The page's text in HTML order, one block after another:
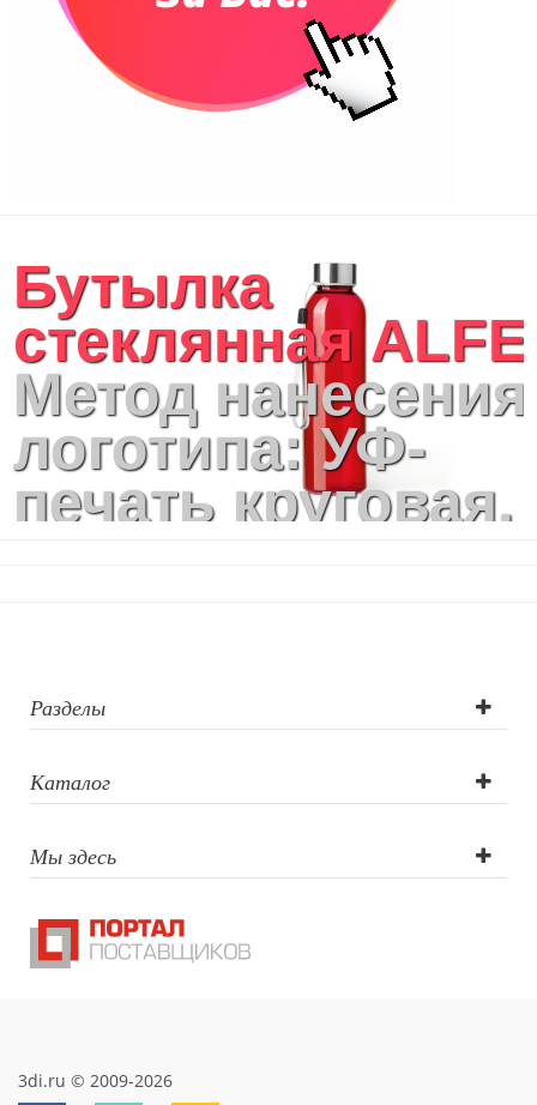
Бутылка
стеклянная ALFE
Метод нанесения
логотипа: УФ-
печать круговая,
Тампопечать,
печать,
Гравировка
лазер)
Разделы
Каталог
Мы здесь
3di.ru © 2009-2026